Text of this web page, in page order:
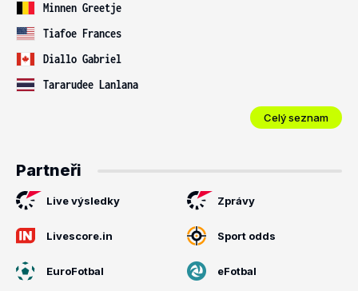
Minnen Greetje
Tiafoe Frances
Diallo Gabriel
Tararudee Lanlana
Celý seznam
Partneři
Live výsledky Zprávy
Livescore.in Sport odds
EuroFotbal eFotbal